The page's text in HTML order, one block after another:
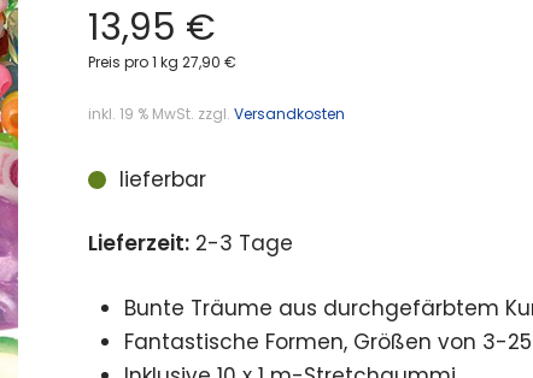
13,95 €
Preis pro 1 kg 27,90 €
inkl. 19 % MwSt. zzgl.Versandkosten
lieferbar
Lieferzeit: 2-3 Tage
Bunte Träume aus durchgefärbtem
Fantastische Formen, Größen von 3-